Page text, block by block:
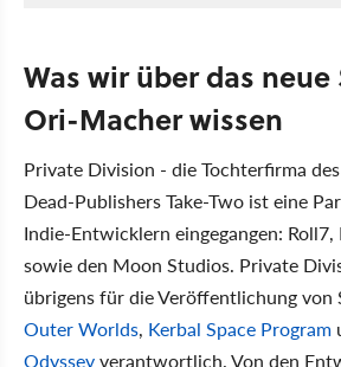
Was wir über das
Ori-Macher wissen
Private Division - die Tochterfirma
Dead-Publishers Take-Two ist eine
Indie-Entwicklern eingegangen: Roll7,
sowie den Moon Studios. Private
übrigens für die Veröffentlichung von
Outer Worlds, Kerbal Space Program
Odysseyverantwortlich. Von den